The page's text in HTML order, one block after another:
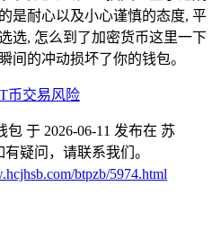
是耐心以及小心谨慎的态度, 平
选, 怎么到了加密货币这里一下
间的冲动损坏了你的钱包。
币交易风险
于 2026-06-11 发布在 苏
疑问，请联系我们。
btpzb/5974.html